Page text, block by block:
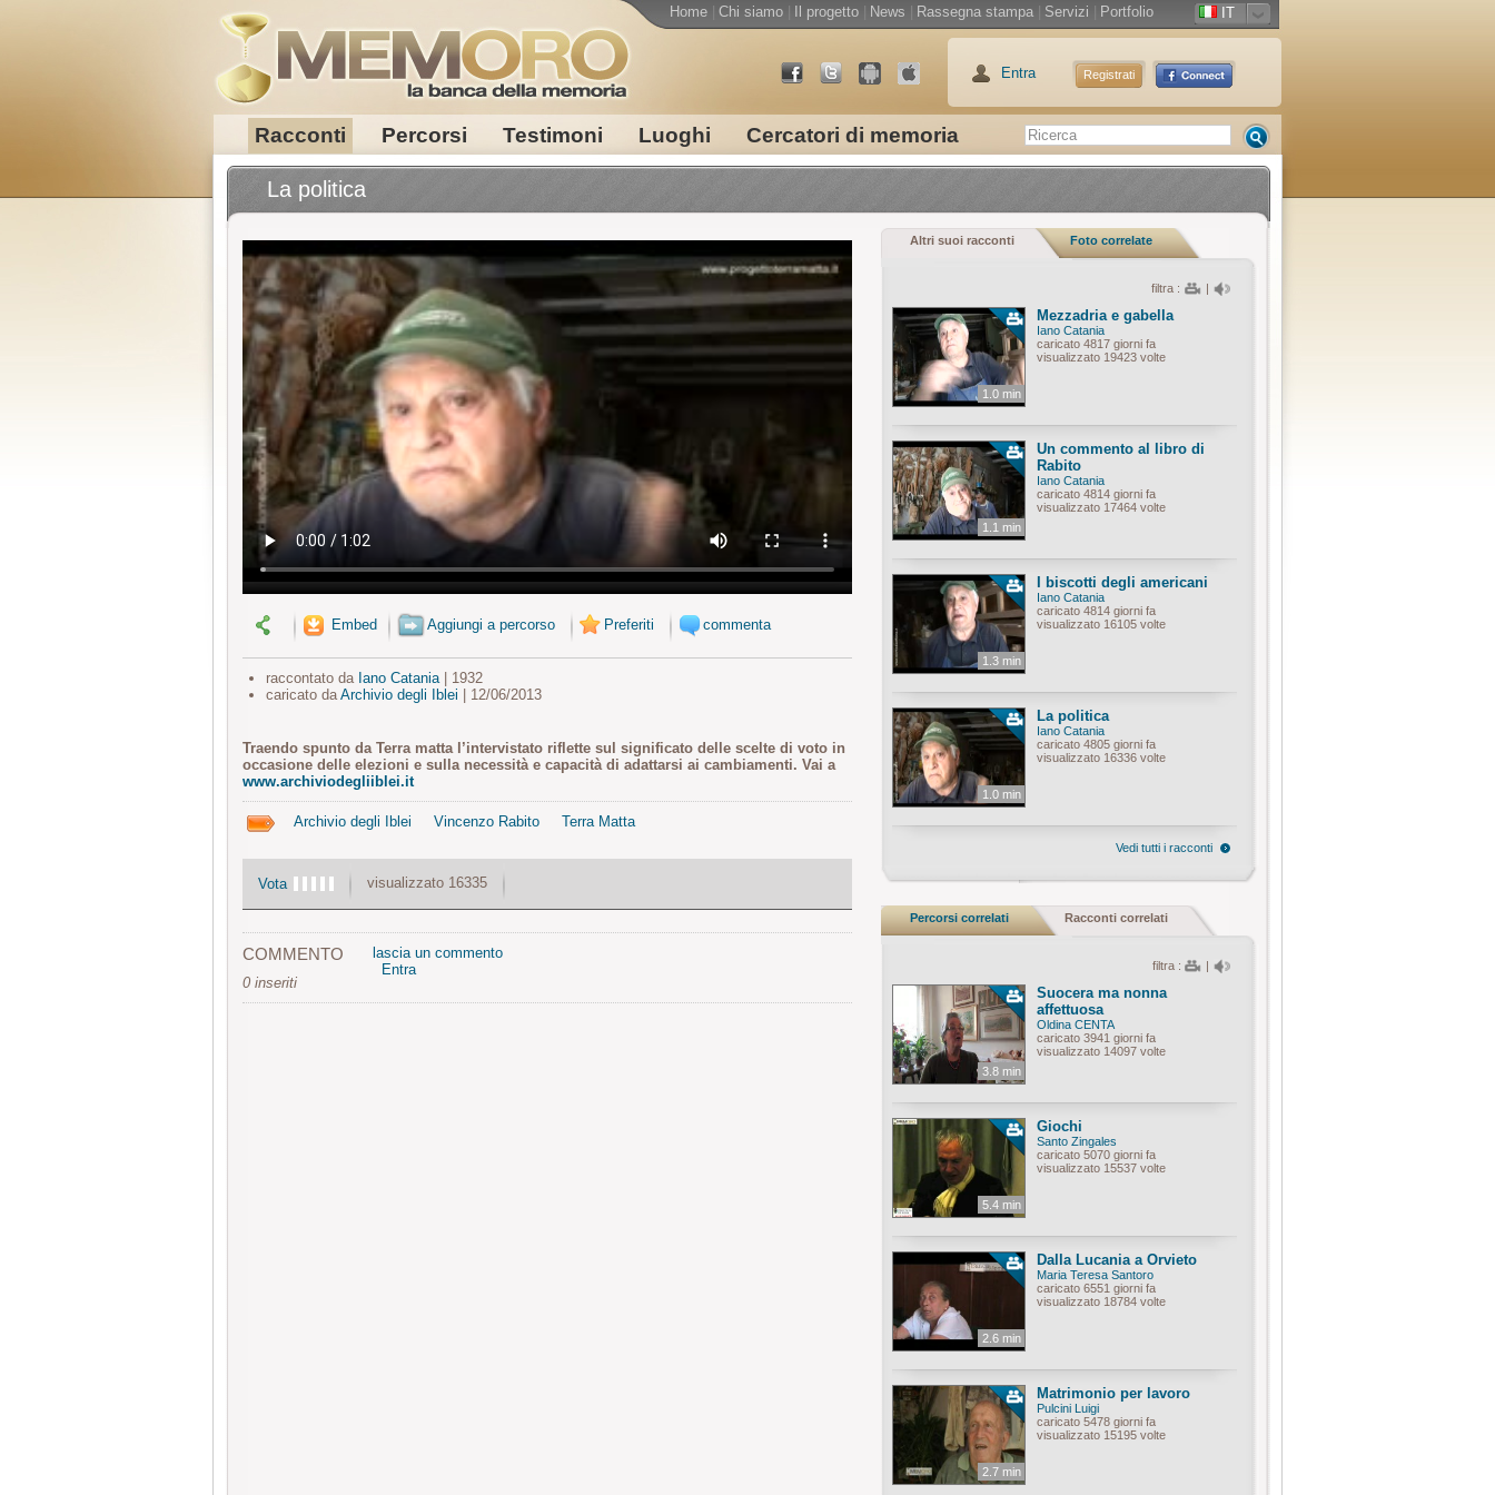
Racconti Percorsi Testimoni Luoghi Cercatori di memoria
Home Chi siamo Il progetto News Rassegna stampa Servizi Portfolio IT
Entra Registrati
La politica
Embed Aggiungi a percorso Preferiti commenta
raccontato da Iano Catania| 1932
caricato da Archivio degli Iblei | 12/06/2013
Traendo spunto da Terra matta l’intervistato riflette sul significato delle scelte di voto in
occasione delle elezioni e sulla necessità e capacità di adattarsi ai cambiamenti. Vai a
www.archiviodegliiblei.it
Archivio degli Iblei Vincenzo Rabito Terra Matta
Vota visualizzato 16335
COMMENTO
0 inseriti
lascia un commento
Entra
Altri suoi racconti Foto correlate
filtra : |
1.0 min
Mezzadria e gabella
Iano Catania
caricato 4817 giorni fa
visualizzato 19423 volte
1.1 min
Un commento al libro di
Rabito
Iano Catania
caricato 4814 giorni fa
visualizzato 17464 volte
1.3 min
I biscotti degli americani
Iano Catania
caricato 4814 giorni fa
visualizzato 16105 volte
1.0 min
La politica
Iano Catania
caricato 4805 giorni fa
visualizzato 16336 volte
Vedi tutti i racconti
Percorsi correlati Racconti correlati
filtra : |
3.8 min
Suocera ma nonna
affettuosa
Oldina CENTA
caricato 3941 giorni fa
visualizzato 14097 volte
5.4 min
Giochi
Santo Zingales
caricato 5070 giorni fa
visualizzato 15537 volte
2.6 min
Dalla Lucania a Orvieto
Maria Teresa Santoro
caricato 6551 giorni fa
visualizzato 18784 volte
2.7 min
Matrimonio per lavoro
Pulcini Luigi
caricato 5478 giorni fa
visualizzato 15195 volte